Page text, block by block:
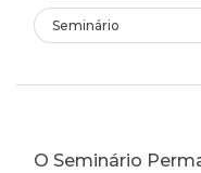
Seminário
O Seminário